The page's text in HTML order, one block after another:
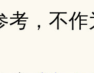
考，不